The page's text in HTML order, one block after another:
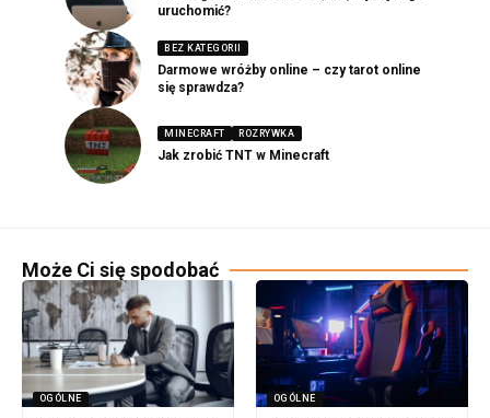
uruchomić?
BEZ KATEGORII
Darmowe wróżby online – czy tarot online
się sprawdza?
MINECRAFT ROZRYWKA
Jak zrobić TNT w Minecraft
Może Ci się spodobać
OGÓLNE OGÓLNE